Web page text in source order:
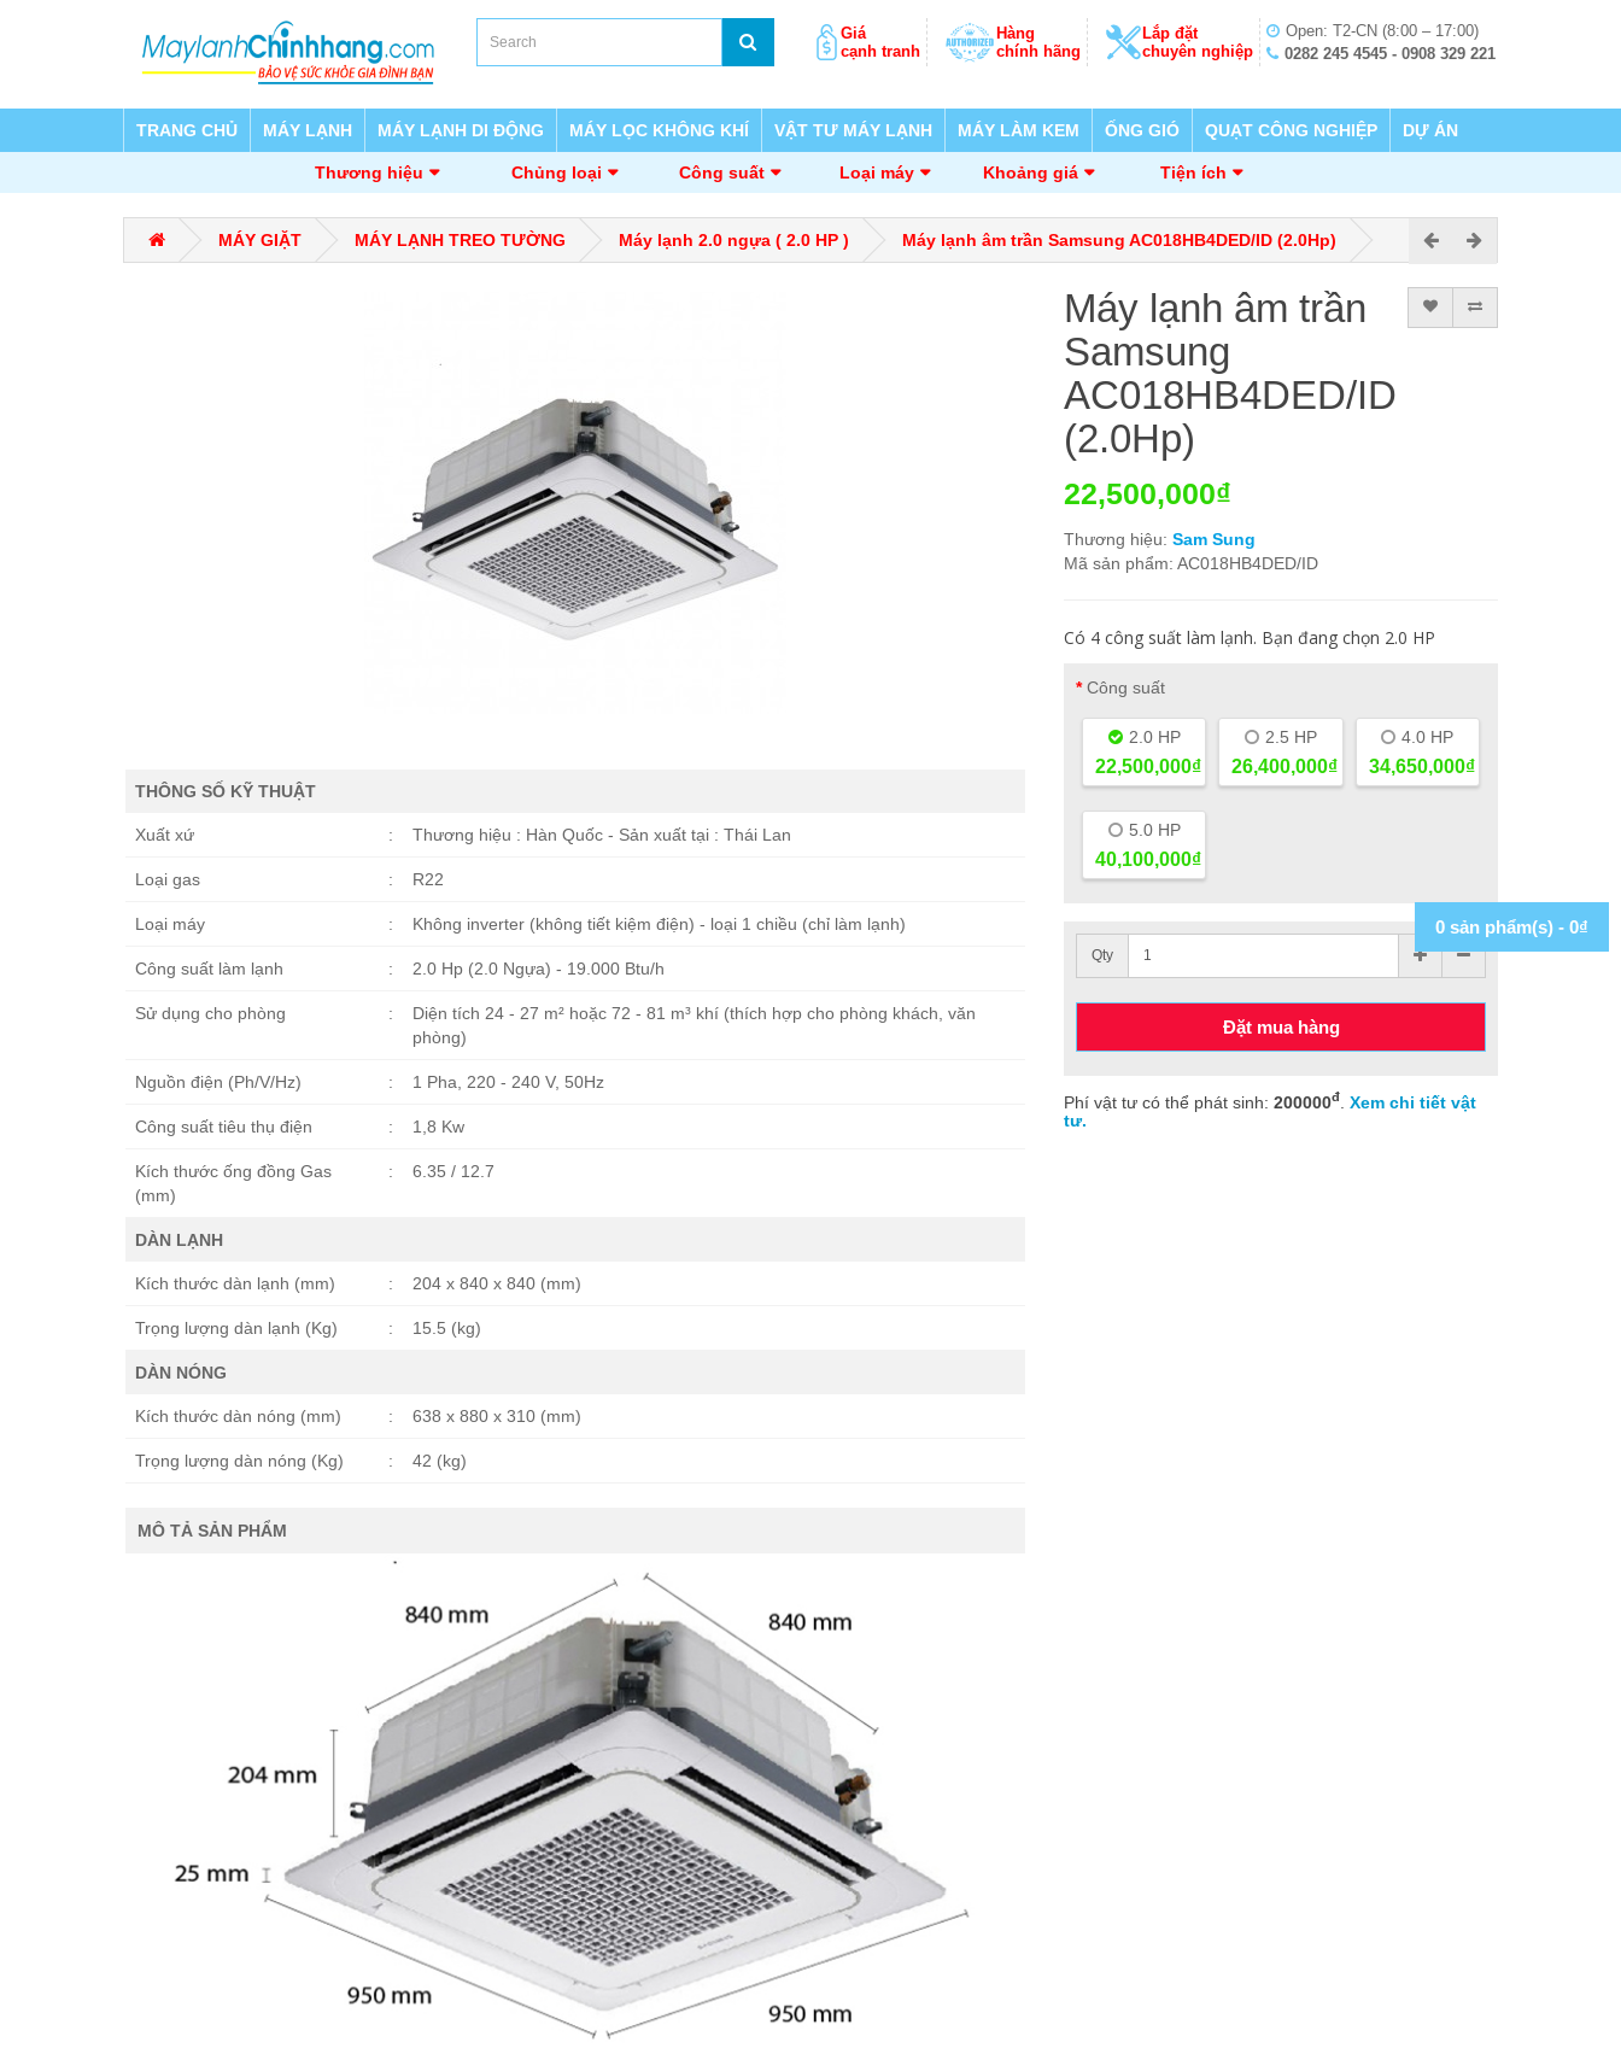
0 sản phẩm(s) - 0₫
Giá
cạnh tranh
Hàng
chính hãng
Lắp đặt
chuyên nghiệp
Open: T2-CN (8:00 – 17:00)
0282 245 4545 - 0908 329 221
TRANG CHỦ MÁY LẠNH MÁY LẠNH DI ĐỘNG MÁY LỌC KHÔNG KHÍ VẬT TƯ MÁY LẠNH MÁY LÀM KEM ỐNG GIÓ QUẠT CÔNG NGHIỆP DỰ ÁN
Thương hiệu Chủng loại Công suất Loại máy Khoảng giá Tiện ích
MÁY GIẶT MÁY LẠNH TREO TƯỜNG Máy lạnh 2.0 ngựa ( 2.0 HP ) Máy lạnh âm trần Samsung AC018HB4DED/ID (2.0Hp)
THÔNG SỐ KỸ THUẬT
Xuất xứ : Thương hiệu : Hàn Quốc - Sản xuất tại : Thái Lan
Loại gas : R22
Loại máy : Không inverter (không tiết kiệm điện) - loại 1 chiều (chỉ làm lạnh)
Công suất làm lạnh : 2.0 Hp (2.0 Ngựa) - 19.000 Btu/h
Sử dụng cho phòng :
Diện tích 24 - 27 m² hoặc 72 - 81 m³ khí (thích hợp cho phòng khách, văn
phòng)
Nguồn điện (Ph/V/Hz) : 1 Pha, 220 - 240 V, 50Hz
Công suất tiêu thụ điện : 1,8 Kw
Kích thước ống đồng Gas
(mm)
: 6.35 / 12.7
DÀN LẠNH
Kích thước dàn lạnh (mm) : 204 x 840 x 840 (mm)
Trọng lượng dàn lạnh (Kg) : 15.5 (kg)
DÀN NÓNG
Kích thước dàn nóng (mm) : 638 x 880 x 310 (mm)
Trọng lượng dàn nóng (Kg) : 42 (kg)
MÔ TẢ SẢN PHẨM
Máy lạnh âm trần
Samsung
AC018HB4DED/ID
(2.0Hp)
22,500,000₫
Thương hiệu: Sam Sung
Mã sản phẩm: AC018HB4DED/ID
Có 4 công suất làm lạnh. Bạn đang chọn 2.0 HP
Công suất
2.0 HP
22,500,000₫
2.5 HP
26,400,000₫
4.0 HP
34,650,000₫
5.0 HP
40,100,000₫
Qty
Đặt mua hàng
Phí vật tư có thể phát sinh: 200000đ
Xem chi tiết vật
tư.